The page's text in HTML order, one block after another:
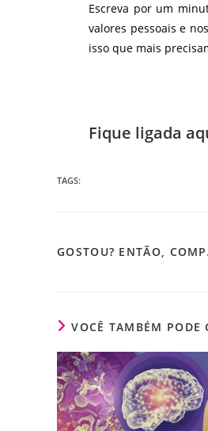
Escreva por um
valores pessoais e
isso que mais
Fique ligada
TAGS:
GOSTOU? ENTÃO,
VOCÊ TAMBÉM PODE